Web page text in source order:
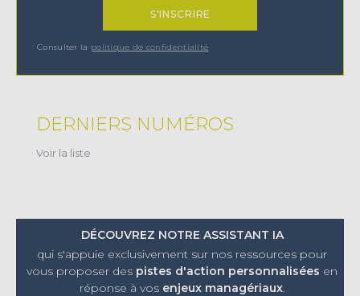
Consulter la politique de confidentialité
DERNIERS NUMÉROS
Voir la liste
DÉCOUVREZ NOTRE ASSISTANT IA
qui s'appuie exclusivement sur nos ressources pour
vous proposer des pistes d'action personnalisées en
réponse à vos enjeux managériaux.